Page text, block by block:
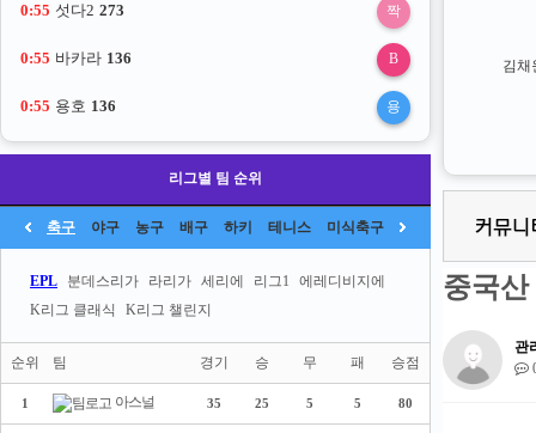
0:54 섯다2 273 짝
0:54 바카라 136 B
0:54 용호 136 용
리그별 팀 순위
축구 야구 농구 배구 하키 테니스 미식축구
EPL 분데스리가 라리가 세리에 리그1
에레디비지에
K리그 클래식
K리그 챌린지
순위 팀 경기 승 무 패 승점
1 아스널 35 25 5 5 80
김채
중국
관